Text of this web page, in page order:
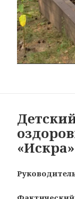
«Искра»